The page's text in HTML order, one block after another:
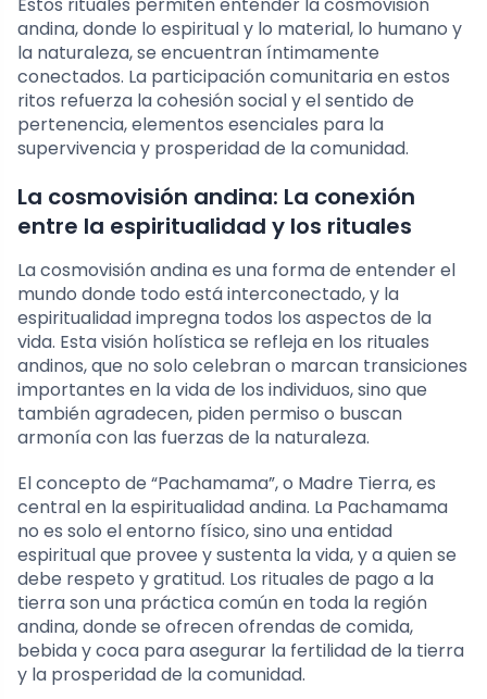
andina, donde lo espiritual y lo material, lo humano y
la naturaleza, se encuentran íntimamente
conectados. La participación comunitaria en estos
ritos refuerza la cohesión social y el sentido de
pertenencia, elementos esenciales para la
supervivencia y prosperidad de la comunidad.
La cosmovisión andina: La conexión
entre la espiritualidad y los rituales
La cosmovisión andina es una forma de entender el
mundo donde todo está interconectado, y la
espiritualidad impregna todos los aspectos de la
vida. Esta visión holística se refleja en los rituales
andinos, que no solo celebran o marcan transiciones
importantes en la vida de los individuos, sino que
también agradecen, piden permiso o buscan
armonía con las fuerzas de la naturaleza.
El concepto de “Pachamama”, o Madre Tierra, es
central en la espiritualidad andina. La Pachamama
no es solo el entorno físico, sino una entidad
espiritual que provee y sustenta la vida, y a quien se
debe respeto y gratitud. Los rituales de pago a la
tierra son una práctica común en toda la región
andina, donde se ofrecen ofrendas de comida,
bebida y coca para asegurar la fertilidad de la tierra
y la prosperidad de la comunidad.